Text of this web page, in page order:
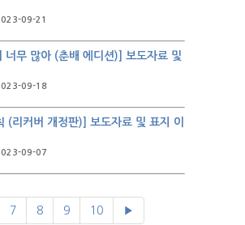
09-21
너무 많아 (춘배 에디션)] 보도자료 및
09-18
(리커버 개정판)] 보도자료 및 표지 이
09-07
7 8 9 10 ▶